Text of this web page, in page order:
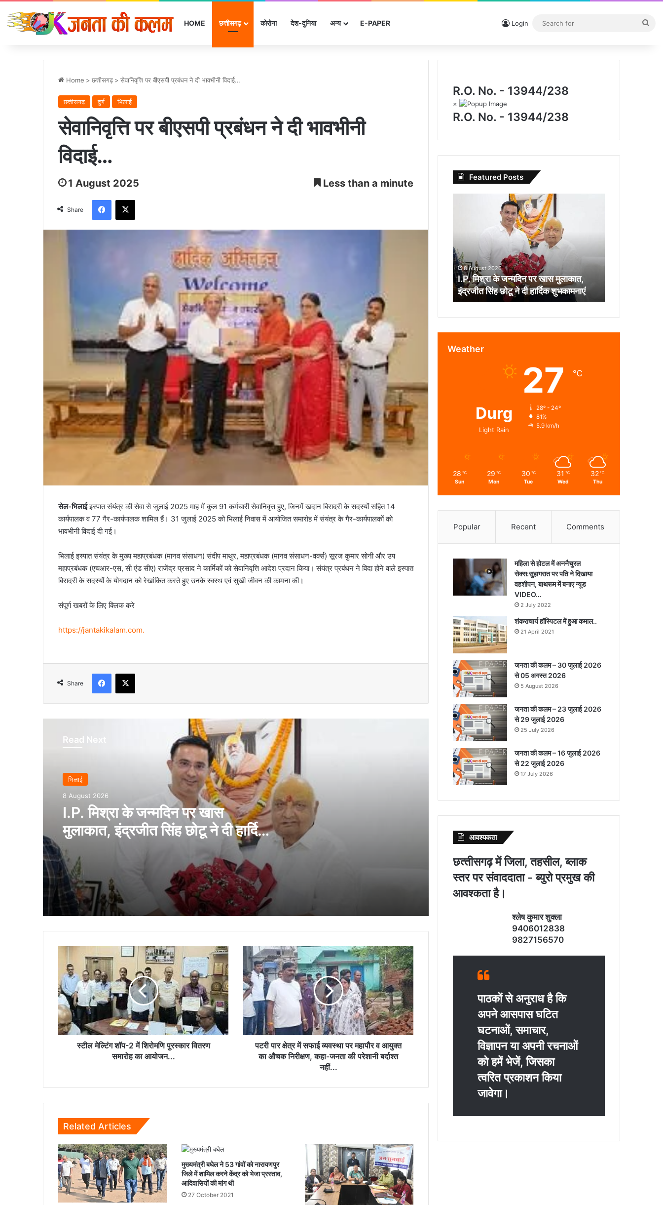
HOME छत्तीसगढ़ कोरोना देश-दुनिया अन्‍य E-PAPER Login
Home > छत्तीसगढ़ > सेवानिवृत्ति पर बीएसपी प्रबंधन ने दी भावभीनी विदाई…
छत्तीसगढ़ दुर्ग भिलाई
सेवानिवृत्ति पर बीएसपी प्रबंधन ने दी भावभीनी
विदाई…
1 August 2025 Less than a minute
Share
Facebook
X
सेल-भिलाईइस्पात संयंत्र की सेवा से जुलाई 2025 माह में कुल 91 कर्मचारी सेवानिवृत्त हुए, जिनमें खदान बिरादरी के सदस्यों सहित 14
कार्यपालक व 77 गैर-कार्यपालक शामिल हैं। 31 जुलाई 2025 को भिलाई निवास में आयोजित समारोह में संयंत्र के गैर-कार्यपालकों को
भावभीनी विदाई दी गई।
भिलाई इस्पात संयंत्र के मुख्य महाप्रबंधक (मानव संसाधन) संदीप माथुर, महाप्रबंधक (मानव संसाधन-वर्क्स) सूरज कुमार सोनी और उप
महाप्रबंधक (एचआर-एस, सी एंड सीए) राजेंद्र प्रसाद ने कार्मिकों को सेवानिवृत्ति आदेश प्रदान किया। संयंत्र प्रबंधन ने विदा होने वाले इस्पात
बिरादरी के सदस्यों के योगदान को रेखांकित करते हुए उनके स्वस्थ एवं सुखी जीवन की कामना की।
संपूर्ण खबरों के लिए क्लिक करे
https://jantakikalam.com.
Share
Facebook
X
Read Next
भिलाई
8 August 2026
I.P. मिश्रा के जन्मदिन पर खास
मुलाकात, इंद्रजीत सिंह छोटू ने दी हार्दिक
शुभकामनाएं
अपहरण-डकैती केस का फरार आरोपी गिरफ्तार..
उनके सपनों को नई उड़ान देंगी”- विधायक ललित
यातायात पुलिस की तत्परता से टला बड़ा हादसा
जवाहरलाल नेहरू चिकित्सालय में ‘सेव अ लाइफ’
अभियान के तहत सीपीसीआर कार्यशाला आयोजित
भिलाई में उत्साहपूर्वक मनाया गया ‘जैवलिन डे’,
बीएसपी एथलेटिक्स क्लब की जैवलिन थ्रो
प्रतियोगिता में लगभग 200 खिलाड़ियों ने लिया
दुर्ग में उमड़ा जनसैलाब, समर्थकों ने दी बधाई, पूर्व
छत्तीसगढ़ में नई तकनीक व कौशल विकास का नया
अध्याय, 500 करोड़ रुपये से बदलेगी राज्य की
डिजिटल तस्वीर : भाजपा
सरयू पारीण ब्राम्हण समाज की कार्यकारिणी सदस्य
की बैठक संपन्न…
शॉप-2
में
शिरोमणि
पुरस्कार
वितरण
समारोह
का
आयोजन...स्टील मेल्टिंग शॉप-2 में शिरोमणि पुरस्कार वितरण
समारोह का आयोजन...
पटरी
पार
क्षेत्र
में
सफाई
व्यवस्था
पर
महापौर
व
आयुक्तपटरी पार क्षेत्र में सफाई व्यवस्था पर महापौर व आयुक्त
का औचक निरीक्षण, कहा-जनता की परेशानी बर्दाश्त
नहीं...
Related Articles
मुख्‍यमंत्री बघेल ने 53 गांवों को नारायणपुर
जिले में शामिल करने केंद्र को भेजा प्रस्ताव,
आदिवासियों की मांग थी
27 October 2021
R.O. No. - 13944/238
×
R.O. No. - 13944/238
Featured Posts
खास
मुलाकात,
इंद्रजीत
सिंह
छोटू
ने
शुभकामनाएं
8 August 2026
I.P. मिश्रा के जन्मदिन पर खास मुलाकात,
इंद्रजीत सिंह छोटू ने दी हार्दिक शुभकामनाएं
Weather
Durg
Light Rain
27 ℃
28º - 24º
81%
5.9 km/h
28 ℃
Sun
29 ℃
Mon
30 ℃
Tue
31 ℃
Wed
32 ℃
Thu
Popular Recent Comments
महिला से होटल में अननैचुरल
सेक्स:सुहागरात पर पति ने दिखाया
वहशीपन, बाथरूम में बनाए न्यूड
VIDEO…
2 July 2022
शंकराचार्य हॉस्पिटल में हुआ कमाल..
21 April 2021
जनता की कलम – 30 जुलाई 2026
से 05 अगस्त 2026
5 August 2026
जनता की कलम – 23 जुलाई 2026
से 29 जुलाई 2026
25 July 2026
जनता की कलम – 16 जुलाई 2026
से 22 जुलाई 2026
17 July 2026
आवश्‍यकता
छत्‍तीसगढ़ में जिला, तहसील, ब्‍लाक
स्‍तर पर संवाददाता - ब्‍युरो प्रमुख की
आवश्‍कता है।
श्‍लेष कुमार शुक्‍ला
9406012838
9827156570
पाठकों से अनुराध है कि
अपने आसपास घटित
घटनाओं, समाचार,
विज्ञापन या अपनी रचनाओं
को हमें भेजें, जिसका
त्‍वरित प्रकाशन किया
जावेगा।